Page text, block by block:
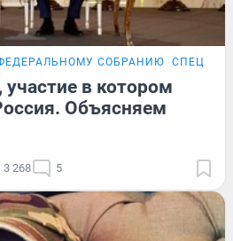
СОБРАНИЮ
в котором
Объясняем
3 268 5